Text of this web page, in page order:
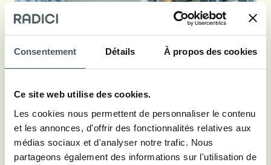
Consentement Détails À propos des cookies
Ce site web utilise des cookies.
Les cookies nous permettent de personnaliser le contenu
et les annonces, d'offrir des fonctionnalités relatives aux
médias sociaux et d'analyser notre trafic. Nous
partageons également des informations sur l'utilisation de
Voir galerie